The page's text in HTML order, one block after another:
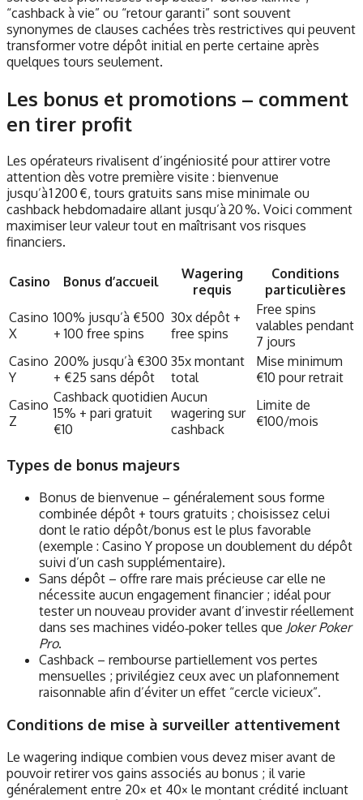
“cashback à vie” ou “retour garanti” sont souvent
synonymes de clauses cachées très restrictives qui peuvent
transformer votre dépôt initial en perte certaine après
quelques tours seulement.
Les bonus et promotions – comment
en tirer profit
Les opérateurs rivalisent d’ingéniosité pour attirer votre
attention dès votre première visite : bienvenue
jusqu’à 1 200 €, tours gratuits sans mise minimale ou
cashback hebdomadaire allant jusqu’à 20 %. Voici comment
maximiser leur valeur tout en maîtrisant vos risques
financiers.
Casino Bonus d’accueil
Wagering
requis
Conditions
particulières
Casino
X
100% jusqu’à €500
+ 100 free spins
30x dépôt +
free spins
Free spins
valables pendant
7 jours
Casino
Y
200% jusqu’à €300
+ €25 sans dépôt
35x montant
total
Mise minimum
€10 pour retrait
Casino
Z
Cashback quotidien
15% + pari gratuit
€10
Aucun
wagering sur
cashback
Limite de
€100/mois
Types de bonus majeurs
Bonus de bienvenue – généralement sous forme
combinée dépôt + tours gratuits ; choisissez celui
dont le ratio dépôt/bonus est le plus favorable
(exemple : Casino Y propose un doublement du dépôt
suivi d’un cash supplémentaire).
Sans dépôt – offre rare mais précieuse car elle ne
nécessite aucun engagement financier ; idéal pour
tester un nouveau provider avant d’investir réellement
dans ses machines vidéo‑poker telles que Joker Poker
Pro.
Cashback – rembourse partiellement vos pertes
mensuelles ; privilégiez ceux avec un plafonnement
raisonnable afin d’éviter un effet “cercle vicieux”.
Conditions de mise à surveiller attentivement
Le wagering indique combien vous devez miser avant de
pouvoir retirer vos gains associés au bonus ; il varie
généralement entre 20× et 40× le montant crédité incluant